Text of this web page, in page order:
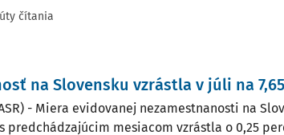
čítania
na Slovensku vzrástla v júli na
- Miera evidovanej nezamestnanosti na
predchádzajúcim mesiacom vzrástla o 0,25